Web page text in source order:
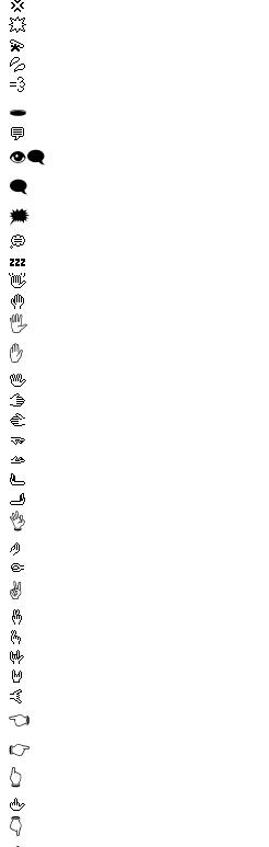
💢
💥
💫
💦
💨
🕳️
💬
👁️‍🗨️
🗨️
🗯️
💭
💤
👋
🤚
🖐️
✋
🖖
🫱
🫲
🫳
🫴
🫷
🫸
👌
🤌
🤏
✌️
🤞
🫰
🤟
🤘
🤙
👈
👉
👆
🖕
👇